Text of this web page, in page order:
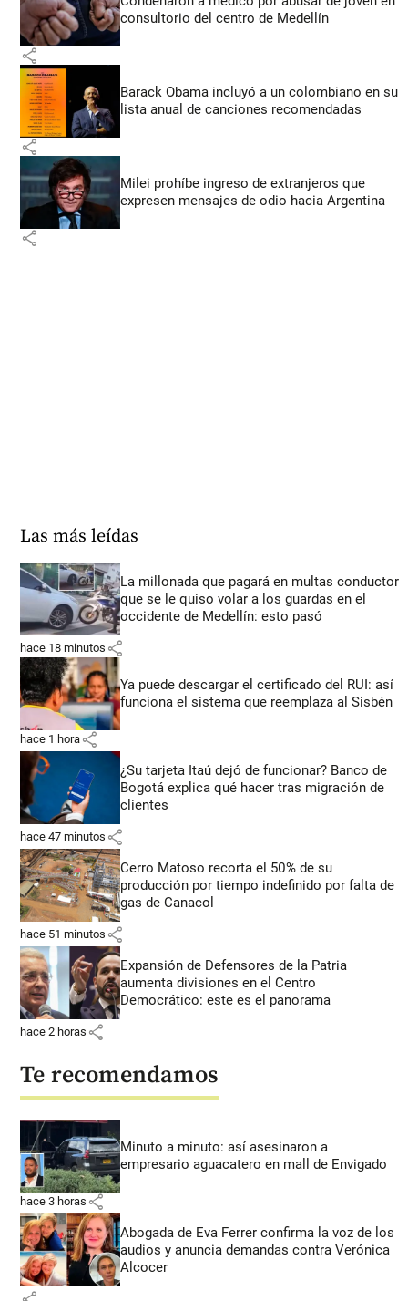
consultorio del centro de Medellín
share
Barack Obama incluyó a un colombiano en su
lista anual de canciones recomendadas
share
Milei prohíbe ingreso de extranjeros que
expresen mensajes de odio hacia Argentina
share
Las más leídas
La millonada que pagará en multas conductor
que se le quiso volar a los guardas en el
occidente de Medellín: esto pasó
hace 18 minutos share
Ya puede descargar el certificado del RUI: así
funciona el sistema que reemplaza al Sisbén
hace 1 hora share
¿Su tarjeta Itaú dejó de funcionar? Banco de
Bogotá explica qué hacer tras migración de
clientes
hace 47 minutos share
Cerro Matoso recorta el 50% de su
producción por tiempo indefinido por falta de
gas de Canacol
hace 51 minutos share
Expansión de Defensores de la Patria
aumenta divisiones en el Centro
Democrático: este es el panorama
hace 2 horas share
Te recomendamos
Minuto a minuto: así asesinaron a
empresario aguacatero en mall de Envigado
hace 3 horas share
Abogada de Eva Ferrer confirma la voz de los
audios y anuncia demandas contra Verónica
Alcocer